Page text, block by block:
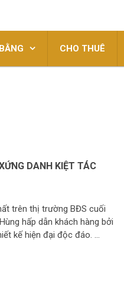
CHO THUÊ
DANH KIỆT TÁC
trên thị trường BĐS cuối
hấp dẫn khách hàng bởi
kế hiện đại độc đáo. …